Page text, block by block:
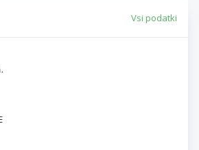
Vsi podatki